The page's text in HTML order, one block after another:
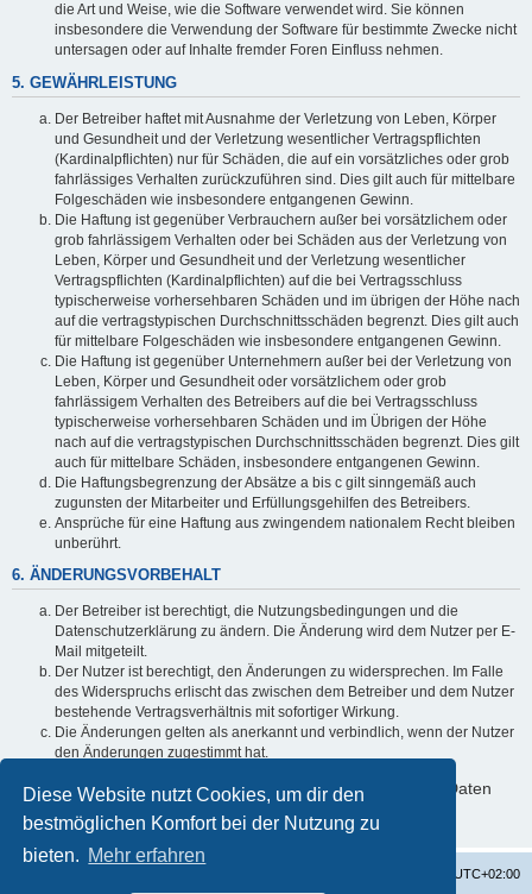
Diese Website nutzt Cookies, um dir den
bestmöglichen Komfort bei der Nutzung zu
bieten. Mehr erfahren
die Art und Weise, wie die Software verwendet wird. Sie können
insbesondere die Verwendung der Software für bestimmte Zwecke nicht
untersagen oder auf Inhalte fremder Foren Einfluss nehmen.
5. GEWÄHRLEISTUNG
Der Betreiber haftet mit Ausnahme der Verletzung von Leben, Körper
und Gesundheit und der Verletzung wesentlicher Vertragspflichten
(Kardinalpflichten) nur für Schäden, die auf ein vorsätzliches oder grob
fahrlässiges Verhalten zurückzuführen sind. Dies gilt auch für mittelbare
Folgeschäden wie insbesondere entgangenen Gewinn.
Die Haftung ist gegenüber Verbrauchern außer bei vorsätzlichem oder
grob fahrlässigem Verhalten oder bei Schäden aus der Verletzung von
Leben, Körper und Gesundheit und der Verletzung wesentlicher
Vertragspflichten (Kardinalpflichten) auf die bei Vertragsschluss
typischerweise vorhersehbaren Schäden und im übrigen der Höhe nach
auf die vertragstypischen Durchschnittsschäden begrenzt. Dies gilt auch
für mittelbare Folgeschäden wie insbesondere entgangenen Gewinn.
Die Haftung ist gegenüber Unternehmern außer bei der Verletzung von
Leben, Körper und Gesundheit oder vorsätzlichem oder grob
fahrlässigem Verhalten des Betreibers auf die bei Vertragsschluss
typischerweise vorhersehbaren Schäden und im Übrigen der Höhe
nach auf die vertragstypischen Durchschnittsschäden begrenzt. Dies gilt
auch für mittelbare Schäden, insbesondere entgangenen Gewinn.
Die Haftungsbegrenzung der Absätze a bis c gilt sinngemäß auch
zugunsten der Mitarbeiter und Erfüllungsgehilfen des Betreibers.
Ansprüche für eine Haftung aus zwingendem nationalem Recht bleiben
unberührt.
6. ÄNDERUNGSVORBEHALT
Der Betreiber ist berechtigt, die Nutzungsbedingungen und die
Datenschutzerklärung zu ändern. Die Änderung wird dem Nutzer per E-
Mail mitgeteilt.
Der Nutzer ist berechtigt, den Änderungen zu widersprechen. Im Falle
des Widerspruchs erlischt das zwischen dem Betreiber und dem Nutzer
bestehende Vertragsverhältnis mit sofortiger Wirkung.
Die Änderungen gelten als anerkannt und verbindlich, wenn der Nutzer
den Änderungen zugestimmt hat.
Informationen über den Umgang mit deinen persönlichen Daten
sind in der Datenschutzerklärung enthalten.
UTC+02:00